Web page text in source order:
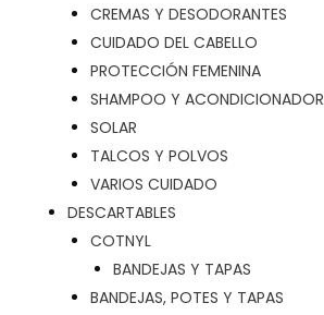
CREMAS Y DESODORANTES
CUIDADO DEL CABELLO
PROTECCIÓN FEMENINA
SHAMPOO Y ACONDICIONADOR
SOLAR
TALCOS Y POLVOS
VARIOS CUIDADO
DESCARTABLES
COTNYL
BANDEJAS Y TAPAS
BANDEJAS, POTES Y TAPAS